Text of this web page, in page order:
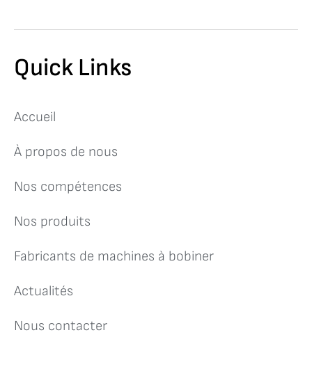
Quick Links
Accueil
À propos de nous
Nos compétences
Nos produits
Fabricants de machines à bobiner
Actualités
Nous contacter